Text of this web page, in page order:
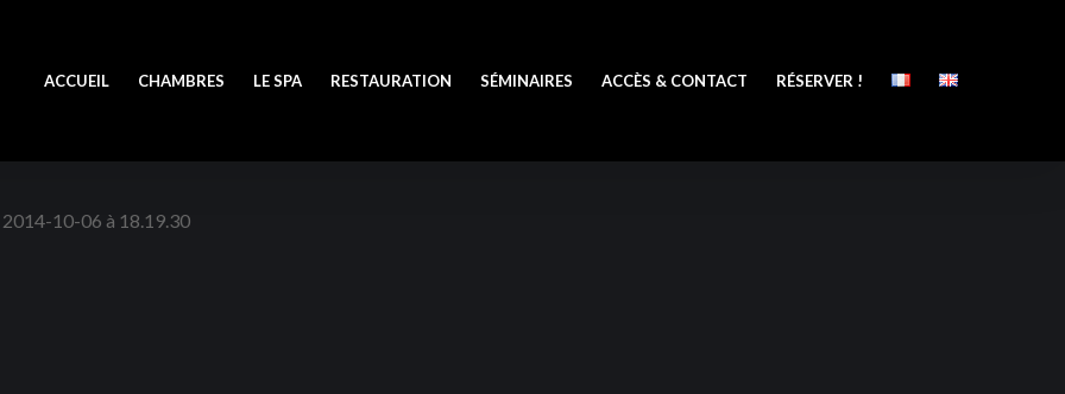
ACCUEIL CHAMBRES LE SPA RESTAURATION SÉMINAIRES ACCÈS & CONTACT RÉSERVER !
2014-10-06 à 18.19.30